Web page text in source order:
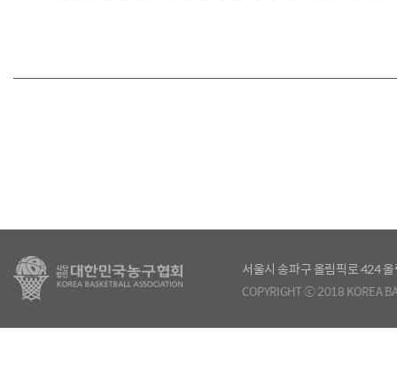
서울시 송파구 올림픽로 424
COPYRIGHT ⓒ 2018 KOREA